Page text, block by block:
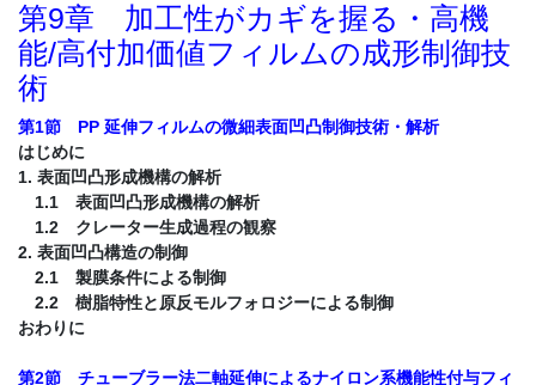
第9章 加工性がカギを握る・高機
能/高付加価値フィルムの成形制御技
術
第1節 PP 延伸フィルムの微細表面凹凸制御技術・解析
はじめに
1. 表面凹凸形成機構の解析
1.1 表面凹凸形成機構の解析
1.2 クレーター生成過程の観察
2. 表面凹凸構造の制御
2.1 製膜条件による制御
2.2 樹脂特性と原反モルフォロジーによる制御
おわりに
第2節 チューブラー法二軸延伸によるナイロン系機能性付与フィ